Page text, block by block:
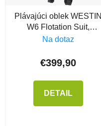
Plávajúci oblek WESTIN
W6 Flotation Suit,
Midnight Sun
Na dotaz
€399,90
DETAIL